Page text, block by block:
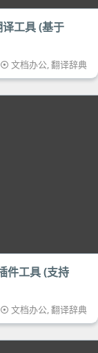
工具 (基于
文档办公,翻译辞典
件工具 (支持
文档办公,翻译辞典